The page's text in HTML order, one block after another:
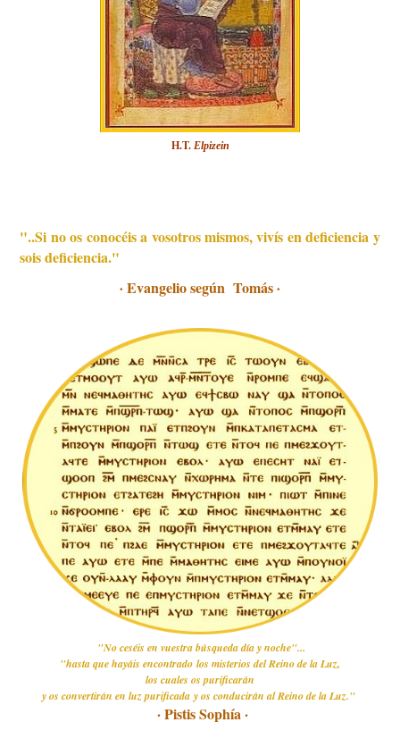
H.T. Elpizein
"..Si no os conocéis a vosotros mismos, vivís en deficiencia y
sois deficiencia."
· Evangelio según Tomás·
"No ceséis en vuestra búsqueda día y noche"...
"hasta que hayáis encontrado los misterios del Reino de la Luz,
los cuales os purificarán
y os convertirán en luz purificada y os conducirán al Reino de la Luz."
· Pistis Sophía ·